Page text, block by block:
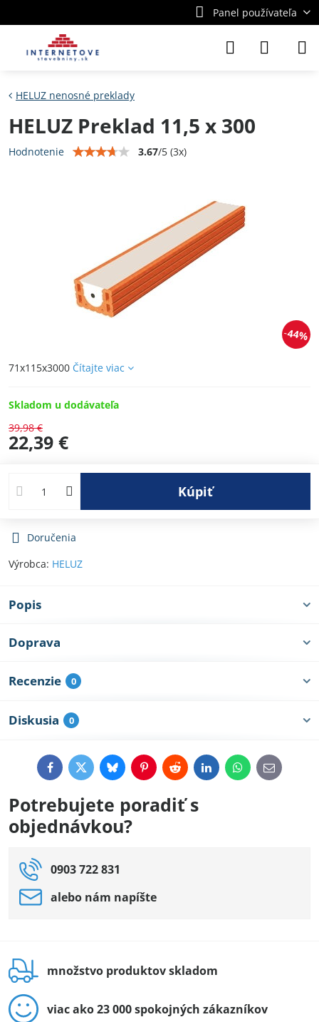
Panel používateľa
44%
HELUZ nenosné preklady
HELUZ Preklad 11,5 x 300
Hodnotenie 3.67/5 (3x)
71x115x3000 Čítajte viac
Skladom u dodávateľa
39,98 €
22,39 €
Kúpiť
Doručenia
Výrobca: HELUZ
Popis
Doprava
Recenzie 0
Diskusia 0
FacebookTwitterBlueskyPinterestRedditLinkedInWhatsApp
E-
mail
Potrebujete poradiť s
objednávkou?
0903 722 831
alebo nám napíšte
množstvo produktov skladom
viac ako 23 000 spokojných zákazníkov